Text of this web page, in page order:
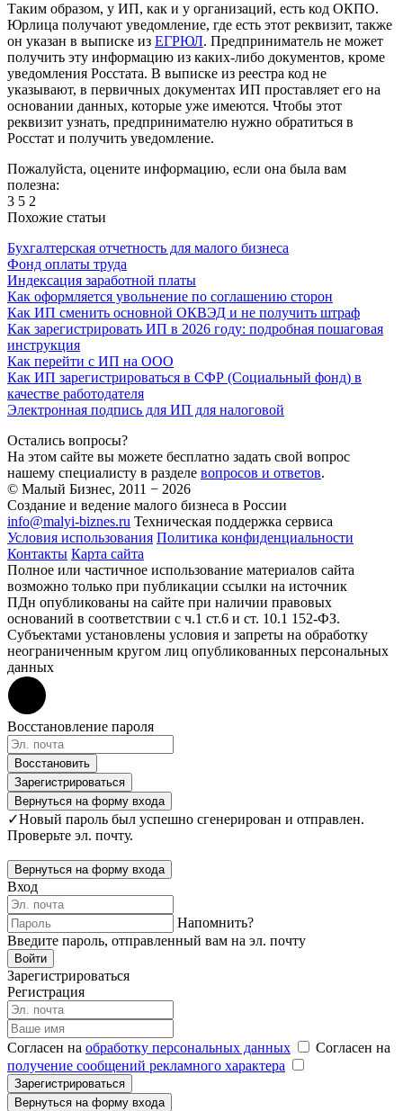
Таким образом, у ИП, как и у организаций, есть код ОКПО.
Юрлица получают уведомление, где есть этот реквизит, также
он указан в выписке из ЕГРЮЛ. Предприниматель не может
получить эту информацию из каких-либо документов, кроме
уведомления Росстата. В выписке из реестра код не
указывают, в первичных документах ИП проставляет его на
основании данных, которые уже имеются. Чтобы этот
реквизит узнать, предпринимателю нужно обратиться в
Росстат и получить уведомление.
Пожалуйста, оцените информацию, если она была вам
полезна:
3 5 2
Похожие статьи
Бухгалтерская отчетность для малого бизнеса
Фонд оплаты труда
Индексация заработной платы
Как оформляется увольнение по соглашению сторон
Как ИП сменить основной ОКВЭД и не получить штраф
Как зарегистрировать ИП в 2026 году: подробная пошаговая
инструкция
Как перейти с ИП на ООО
Как ИП зарегистрироваться в СФР (Социальный фонд) в
качестве работодателя
Электронная подпись для ИП для налоговой
Остались вопросы?
На этом сайте вы можете бесплатно задать свой вопрос
нашему специалисту в разделе вопросов и ответов.
© Малый Бизнес, 2011 − 2026
Создание и ведение малого бизнеса в России
info@malyi-biznes.ru Техническая поддержка сервиса
Условия использования Политика конфиденциальности
Контакты Карта сайта
Полное или частичное использование материалов сайта
возможно только при публикации ссылки на источник
ПДн опубликованы на сайте при наличии правовых
оснований в соответствии с ч.1 ст.6 и ст. 10.1 152-ФЗ.
Субъектами установлены условия и запреты на обработку
неограниченным кругом лиц опубликованных персональных
данных
Восстановление пароля
Восстановить
Зарегистрироваться
Вернуться на форму входа
✓Новый пароль был успешно сгенерирован и отправлен.
Проверьте эл. почту.
Вернуться на форму входа
Вход
Напомнить?
Введите пароль, отправленный вам на эл. почту
Войти
Зарегистрироваться
Регистрация
Согласен на обработку персональных данных
Согласен на
получение сообщений рекламного характера
Зарегистрироваться
Вернуться на форму входа